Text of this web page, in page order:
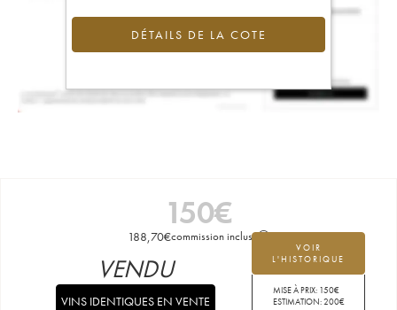
DÉTAILS DE LA COTE
150€
188,70€commission incluse
VOIR
L'HISTORIQUE
MISE À PRIX: 150€
ESTIMATION:200€
VENDU
VINS IDENTIQUES EN VENTE